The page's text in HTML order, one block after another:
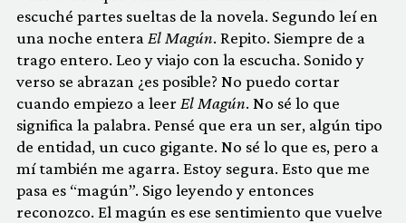
escuché partes sueltas de la novela. Segundo leí en
una noche enteraEl Magún. Repito. Siempre de a
trago entero. Leo y viajo con la escucha. Sonido y
verso se abrazan ¿es posible? No puedo cortar
cuando empiezo a leerEl Magún. No sé lo que
significa la palabra. Pensé que era un ser, algún tipo
de entidad, un cuco gigante. No sé lo que es, pero a
mí también me agarra. Estoy segura. Esto que me
pasa es “magún”. Sigo leyendo y entonces
reconozco. El magún es ese sentimiento que vuelve